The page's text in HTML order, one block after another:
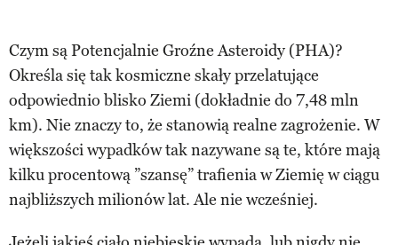
Czym są Potencjalnie Groźne Asteroidy (PHA)?
Określa się tak kosmiczne skały przelatujące
odpowiednio blisko Ziemi (dokładnie do 7,48 mln
km). Nie znaczy to, że stanowią realne zagrożenie. W
większości wypadków tak nazywane są te, które mają
kilku procentową ”szansę” trafienia w Ziemię w ciągu
najbliższych milionów lat. Ale nie wcześniej.